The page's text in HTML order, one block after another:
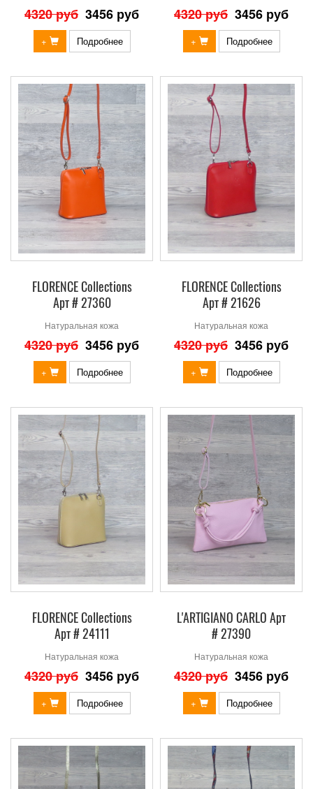
4320 руб 3456 руб
+ Подробнее
4320 руб 3456 руб
+ Подробнее
FLORENCE Collections
Арт # 27360
Натуральная кожа
4320 руб 3456 руб
+ Подробнее
FLORENCE Collections
Арт # 21626
Натуральная кожа
4320 руб 3456 руб
+ Подробнее
FLORENCE Collections
Арт # 24111
Натуральная кожа
4320 руб 3456 руб
+ Подробнее
L'ARTIGIANO CARLO Арт
# 27390
Натуральная кожа
4320 руб 3456 руб
+ Подробнее